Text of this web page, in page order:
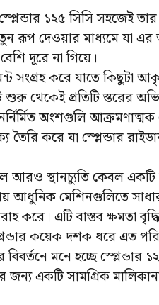
১২৫ সিসি সহজেই
দেওয়ার মাধ্যমে যা এর
দূরে না গিয়ে।
সংগ্রহ করে যাতে কিছুটা
থেকেই প্রতিটি স্তরের
অংশগুলি
তৈরি করে যা স্প্লেন্ডার
আরও স্থানচ্যুতি কেবল
আধুনিক মেশিনগুলিতে
করে। এটি বাস্তব ক্ষমতা
কয়েক দশক ধরে এত
মনে হচ্ছে
জন্য একটি সামগ্রিক